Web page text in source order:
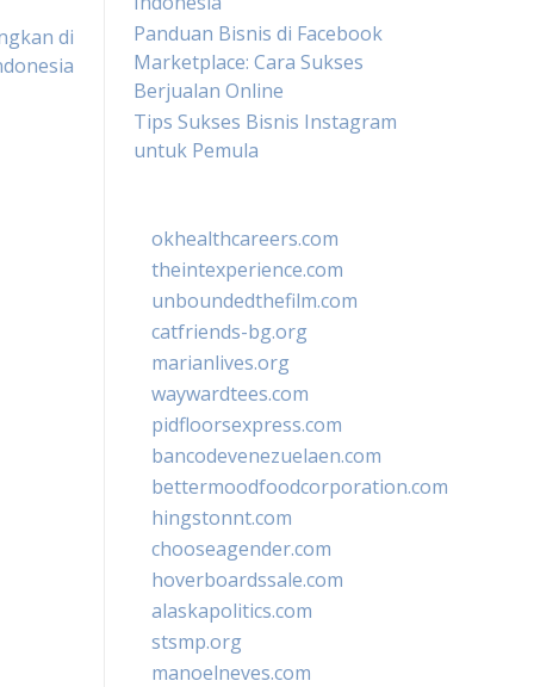
di
Panduan Bisnis di Facebook
Marketplace: Cara Sukses
Berjualan Online
Tips Sukses Bisnis Instagram
untuk Pemula
okhealthcareers.com
theintexperience.com
unboundedthefilm.com
catfriends-bg.org
marianlives.org
waywardtees.com
pidfloorsexpress.com
bancodevenezuelaen.com
bettermoodfoodcorporation.com
hingstonnt.com
chooseagender.com
hoverboardssale.com
alaskapolitics.com
stsmp.org
manoelneves.com